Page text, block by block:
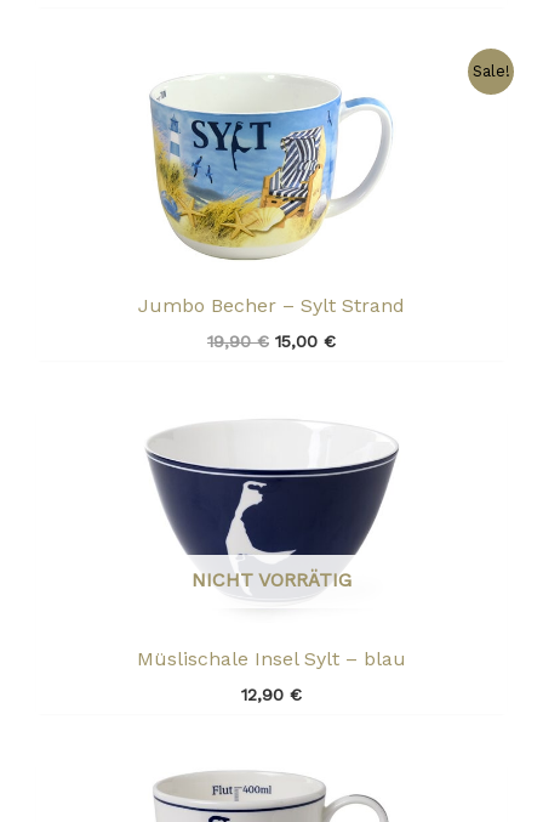
Sale!
Jumbo Becher – Sylt Strand
19,90€
war:
19,90 €
15,00 €
Preis
ist:
15,00 €.
NICHT VORRÄTIG
Müslischale Insel Sylt – blau
12,90 €